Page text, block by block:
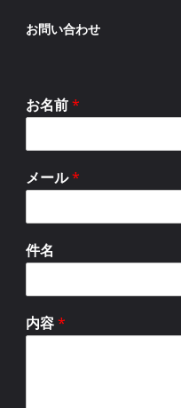
お問い合わせ
お名前*
メール*
件名
内容*